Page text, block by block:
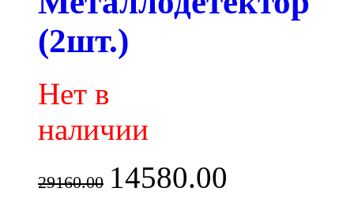
(2шт.)
Нет в
наличии
29160.00 14580.00